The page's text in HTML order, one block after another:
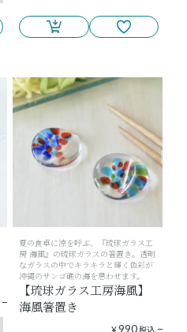
夏の食卓に涼を呼ぶ、『琉球ガラス工
房 海風』の琉球ガラスの箸置き。透明
なガラスの中でキラキラと輝く色彩が
沖縄のサンゴ礁の海を思わせます。
【琉球ガラス工房海風】
海風箸置き
¥990税込